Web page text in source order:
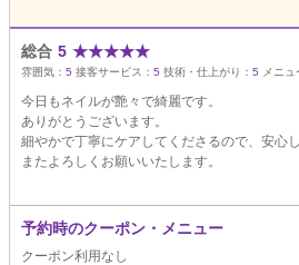
総合 5 ★★★★★
雰囲気： 5 接客サービス： 5 技術・仕上がり： 5 メニュ
今日もネイルが艶々で綺麗です。
ありがとうございます。
細やかで丁寧にケアしてくださるので、安心
またよろしくお願いいたします。
予約時のクーポン・メニュー
クーポン利用なし